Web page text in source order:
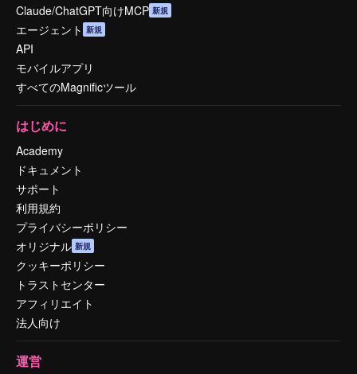
Claude/ChatGPT向けMCP 新規
エージェント 新規
API
モバイルアプリ
すべてのMagnificツール
はじめに
Academy
ドキュメント
サポート
利用規約
プライバシーポリシー
オリジナル 新規
クッキーポリシー
トラストセンター
アフィリエイト
法人向け
運営